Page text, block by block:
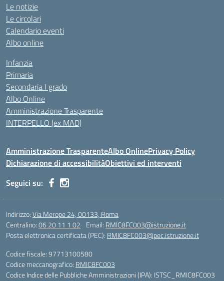
Le notizie
Le circolari
Calendario eventi
Albo online
Infanzia
Primaria
Secondaria I grado
Albo Online
Amministrazione Trasparente
INTERPELLO (ex MAD)
Amministrazione TrasparenteAlbo OnlinePrivacy Policy
Dichiarazione di accessibilitàObiettivi ed interventi
Seguici su:
Indirizzo:Via Merope 24, 00133, Roma
Centralino:06 20 11 1 02 Email: RMIC8FC003@istruzione.it
Posta elettronica certificata (PEC): RMIC8FC003@pec.istruzione.it
Codice fiscale: 97713100580
Codice meccanografico: RMIC8FC003
Codice Indice delle Pubbliche Amministrazioni (IPA): ISTSC_RMIC8FC003